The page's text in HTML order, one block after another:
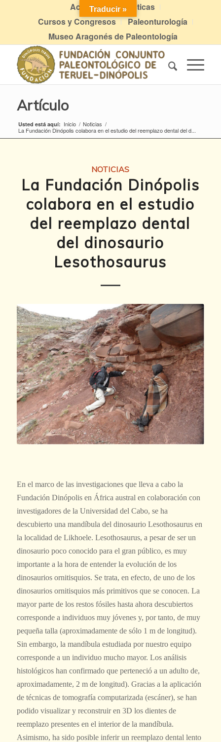
Actividades didácticas
Cursos y Congresos
Paleonturología
Museo Aragonés de Paleontología
Artículo
Usted está aquí: Inicio / Noticias /
La Fundación Dinópolis colabora en el estudio del reemplazo dental del d...
NOTICIAS
La Fundación Dinópolis
colabora en el estudio
del reemplazo dental
del dinosaurio
Lesothosaurus
En el marco de las investigaciones que lleva a cabo la
Fundación Dinópolis en África austral en colaboración con
investigadores de la Universidad del Cabo, se ha
descubierto una mandíbula del dinosaurio Lesothosaurusen
la localidad de Likhoele. Lesothosaurus, a pesar de ser un
dinosaurio poco conocido para el gran público, es muy
importante a la hora de entender la evolución de los
dinosaurios ornitisquios. Se trata, en efecto, de uno de los
dinosaurios ornitisquios más primitivos que se conocen. La
mayor parte de los restos fósiles hasta ahora descubiertos
corresponde a individuos muy jóvenes y, por tanto, de muy
pequeña talla (aproximadamente de sólo 1 m de longitud).
Sin embargo, la mandíbula estudiada por nuestro equipo
corresponde a un individuo mucho mayor. Los análisis
histológicos han confirmado que perteneció a un adulto de,
aproximadamente, 2 m de longitud). Gracias a la aplicación
de técnicas de tomografía computarizada (escáner), se han
podido visualizar y reconstruir en 3D los dientes de
reemplazo presentes en el interior de la mandíbula.
Asimismo, ha sido posible inferir un reemplazo dental lento
Traducir »